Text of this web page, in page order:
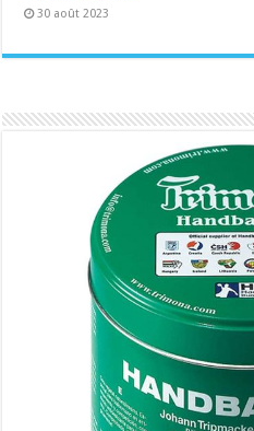
30 août 2023